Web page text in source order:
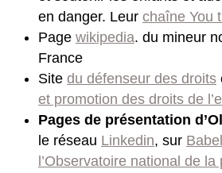
en danger. Leur chaîne You
Page wikipedia. du mineur
France
Site du défenseur des droits
et promotion des droits de
Pages de présentation
le réseau Linkedin, sur
l’Observatoire national de